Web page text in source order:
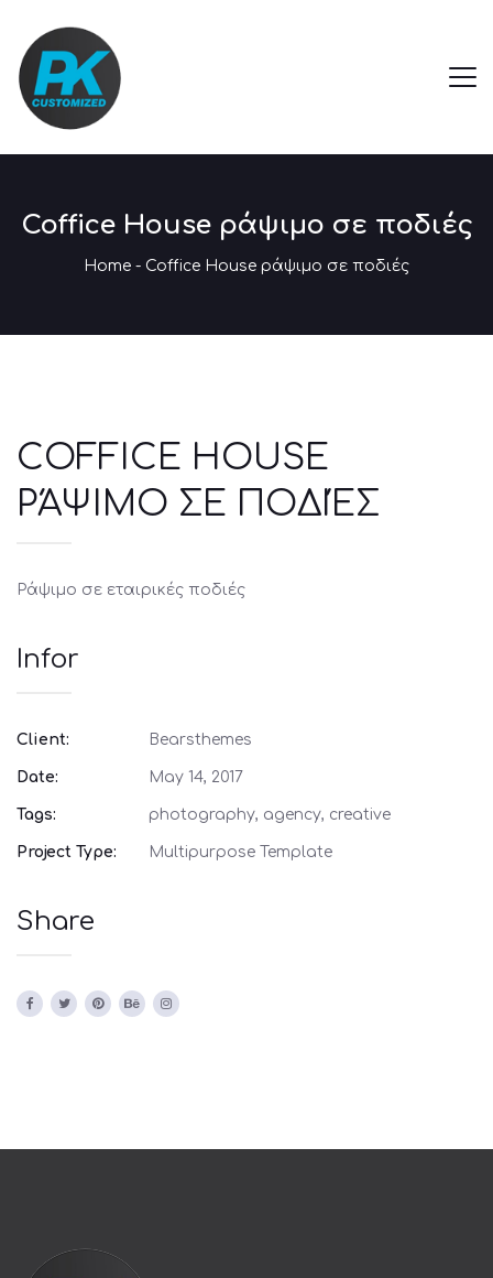
Coffice House ράψιμο σε ποδιές
Home - Coffice House ράψιμο σε ποδιές
COFFICE HOUSE
ΡΆΨΙΜΟ ΣΕ ΠΟΔΙΈΣ
Ράψιμο σε εταιρικές ποδιές
Infor
Client: Bearsthemes
Date: May 14, 2017
Tags: photography, agency, creative
Project Type: Multipurpose Template
Share